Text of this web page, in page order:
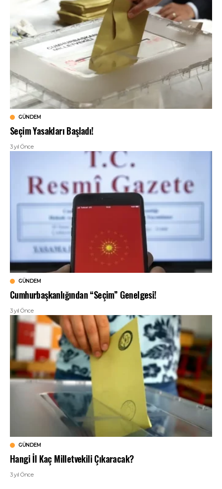
GÜNDEM
Seçim Yasakları Başladı!
3 yıl Önce
GÜNDEM
Cumhurbaşkanlığından “Seçim” Genelgesi!
3 yıl Önce
GÜNDEM
Hangi İl Kaç Milletvekili Çıkaracak?
3 yıl Önce